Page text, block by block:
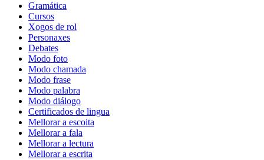
Gramática
Cursos
Xogos de rol
Personaxes
Debates
Modo foto
Modo chamada
Modo frase
Modo palabra
Modo diálogo
Certificados de lingua
Mellorar a escoita
Mellorar a fala
Mellorar a lectura
Mellorar a escrita